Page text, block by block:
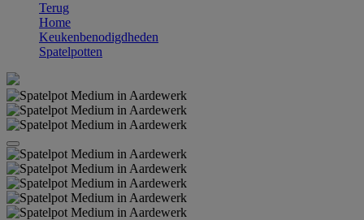
Terug
Home
Keukenbenodigdheden
Spatelpotten